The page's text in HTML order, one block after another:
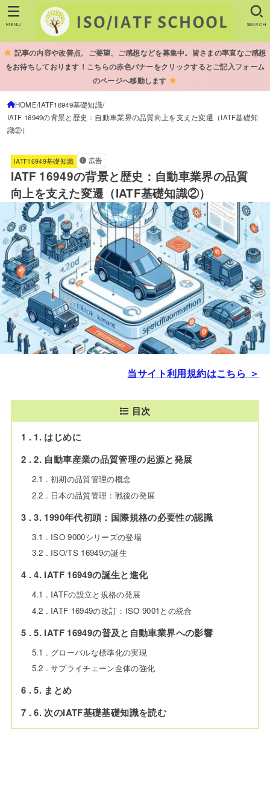
SEARCH
MENU
記事の内容や改善点、ご要望、ご感想などを募集中。皆さまの率直なご感想
をお待ちしております！こちらの赤色バナーをクリックするとご記入フォーム
のページへ移動します
HOME IATF16949基礎知識
IATF 16949の背景と歴史：自動車業界の品質向上を支えた変遷（IATF基礎知
識②）
IATF16949基礎知識 広告
IATF 16949の背景と歴史：自動車業界の品質
向上を支えた変遷（IATF基礎知識②）
当サイト利用規約はこちら ＞
目次
1
1. はじめに
2
2. 自動車産業の品質管理の起源と発展
2.1
初期の品質管理の概念
2.2
日本の品質管理：戦後の発展
3 3. 1990年代初頭：国際規格の必要性の認識
3.1
ISO 9000シリーズの登場
3.2
ISO/TS 16949の誕生
4 4. IATF 16949の誕生と進化
4.1
IATFの設立と規格の発展
4.2
IATF 16949の改訂：ISO 9001との統合
5 5. IATF 16949の普及と自動車業界への影響
5.1
グローバルな標準化の実現
5.2
サプライチェーン全体の強化
6
5. まとめ
7
6. 次のIATF基礎基礎知識を読む